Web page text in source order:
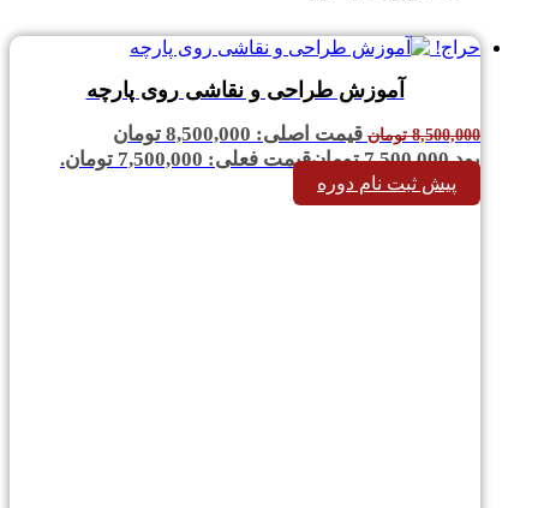
حراج!
آموزش طراحی و نقاشی روی پارچه
8,500,000 تومان
قیمت اصلی: 8,500,000 تومان
بود.7,500,000 تومانقیمت فعلی: 7,500,000 تومان.
پیش ثبت نام دوره